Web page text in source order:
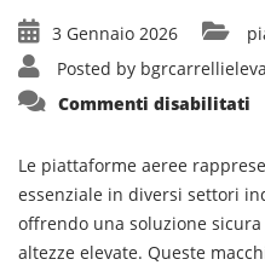
3 Gennaio 2026
Posted by
Commenti disabilitati
Le piattaforme aeree
essenziale in diversi settori
offrendo una soluzione
altezze elevate. Queste